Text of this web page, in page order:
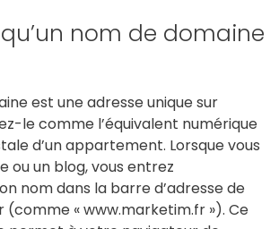
nom de domaine
est une adresse unique sur
le comme l’équivalent numérique
d’un appartement. Lorsque vous
ou un blog, vous entrez
nom dans la barre d’adresse de
« www.marketim.fr »). Ce